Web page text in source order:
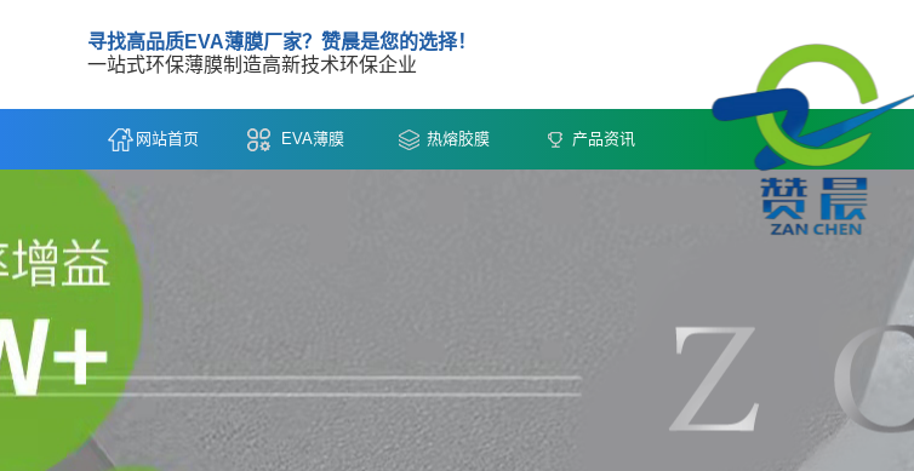
寻找高品质EVA薄膜厂家？赞晨是您的选择！
一站式环保薄膜制造高新技术环保企业
网站首页 EVA薄膜 热熔胶膜 产品资讯